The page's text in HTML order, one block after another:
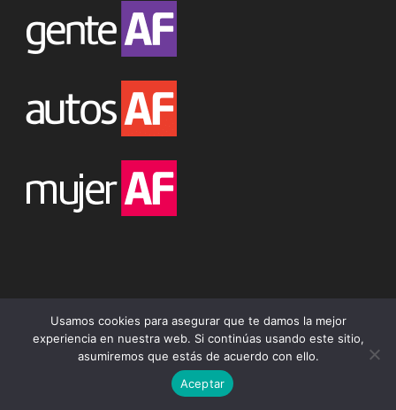
Síguenos
Usamos cookies para asegurar que te damos la mejor
experiencia en nuestra web. Si continúas usando este sitio,
asumiremos que estás de acuerdo con ello.
Aceptar